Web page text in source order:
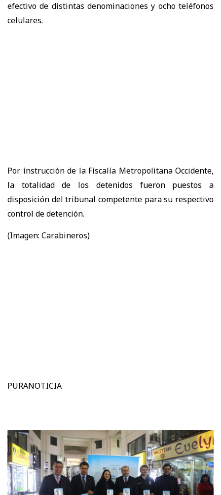
efectivo de distintas denominaciones y ocho teléfonos
celulares.
Por instrucción de la Fiscalía Metropolitana Occidente,
la totalidad de los detenidos fueron puestos a
disposición del tribunal competente para su respectivo
control de detención.
(Imagen: Carabineros)
PURANOTICIA